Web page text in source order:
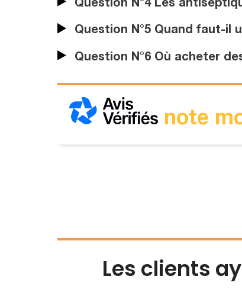
Question N°4 Les
Question N°5 Quand faut-il
Question N°6 Où acheter
note
Les clients